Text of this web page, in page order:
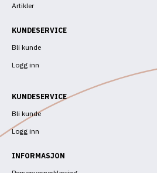
Artikler
KUNDESERVICE
Bli kunde
Logg inn
KUNDESERVICE
Bli kunde
Logg inn
INFORMASJON